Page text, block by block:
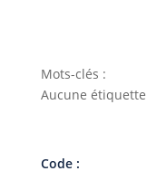
Mots-clés :
Aucune
Code :